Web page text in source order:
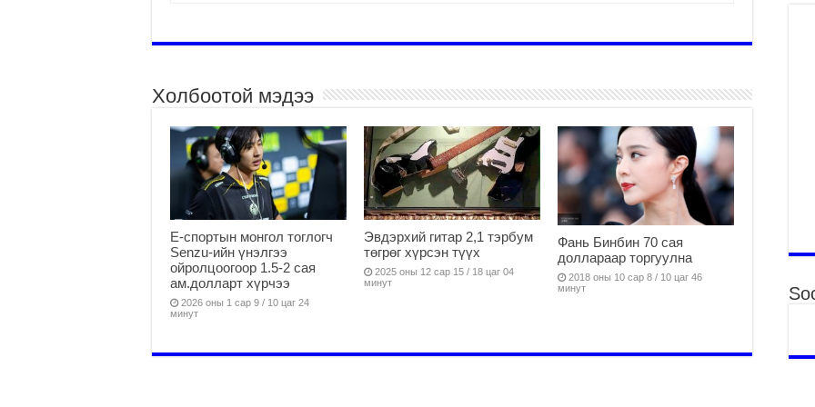
Холбоотой мэдээ
Е-спортын монгол тоглогч
Senzu-ийн үнэлгээ
ойролцоогоор 1.5-2 сая
ам.долларт хүрчээ
2026 оны 1 сар 9 / 10 цаг 24
минут
Эвдэрхий гитар 2,1 тэрбум
төгрөг хүрсэн түүх
2025 оны 12 сар 15 / 18 цаг 04
минут
Фань Бинбин 70 сая
доллараар торгуулна
2018 оны 10 сар 8 / 10 цаг 46
минут